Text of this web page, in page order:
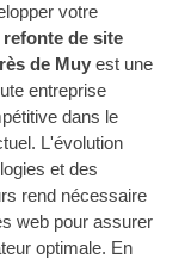
votre
refonte de site
de Muy est une
entreprise
dans le
L'évolution
et des
rend nécessaire
web pour assurer
optimale. En